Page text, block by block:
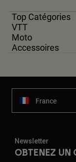
Top Catégories
VTT
Moto
Accessoires
France
Newsletter
OBTENEZ UN